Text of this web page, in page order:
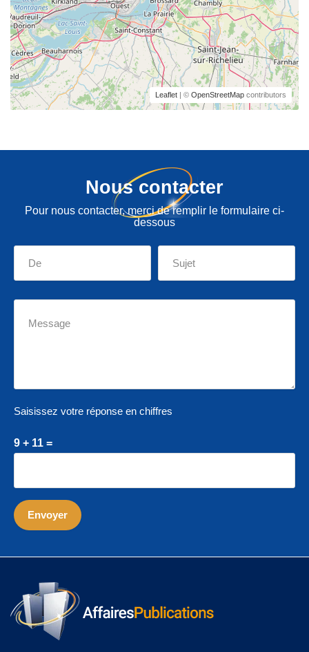
Leaflet | © OpenStreetMap contributors
Nous contacter
Pour nous contacter, merci de remplir le formulaire ci-
dessous
Saisissez votre réponse en chiffres
9 + 11 =